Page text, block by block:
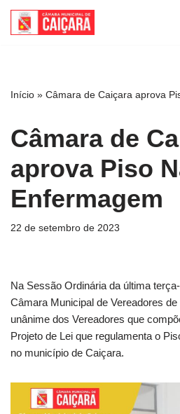
Pular
Início » Câmara de Caiçara aprova
Câmara de
aprova Piso
Enfermagem
22 de setembro de 2023
Na Sessão Ordinária da última
Câmara Municipal de Vereadores
unânime dos Vereadores que
Projeto de Lei que regulamenta o
no município de Caiçara.